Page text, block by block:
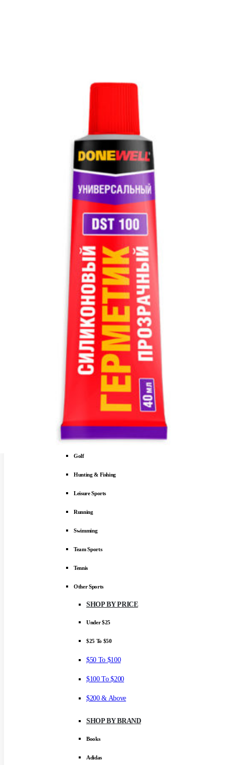
Guitar
Percussions
Pedals & Effects
Sound Cards
Studio Equipments
Piano & Keyboards
EXTRA
Recorders
Amplifiers
Accessories
Sport-Submenu
SPORTS
Sports & Fitness
Boating & Sailing
Exercise & Fitness
Golf
Hunting & Fishing
Leisure Sports
Running
Swimming
Team Sports
Tennis
Other Sports
SHOP BY PRICE
Under $25
$25 To $50
$50 To $100
$100 To $200
$200 & Above
SHOP BY BRAND
Books
Adidas